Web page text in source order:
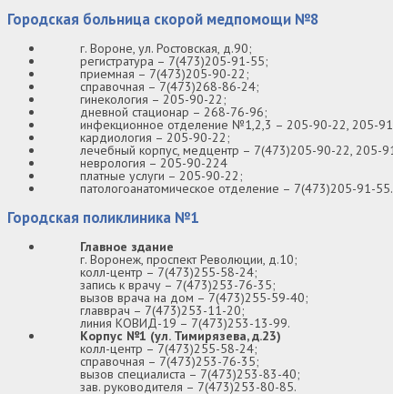
Городская больница скорой медпомощи №8
г. Вороне, ул. Ростовская, д.90;
регистратура – 7(473)205-91-55;
приемная – 7(473)205-90-22;
справочная – 7(473)268-86-24;
гинекология – 205-90-22;
дневной стационар – 268-76-96;
инфекционное отделение №1,2,3 – 205-90-22, 205-
кардиология – 205-90-22;
лечебный корпус, медцентр – 7(473)205-90-22, 205-
неврология – 205-90-224
платные услуги – 205-90-22;
патологоанатомическое отделение – 7(473)205-91-55.
Городская поликлиника №1
Главное здание
г. Воронеж, проспект Революции, д.10;
колл-центр – 7(473)255-58-24;
запись к врачу – 7(473)253-76-35;
вызов врача на дом – 7(473)255-59-40;
главврач – 7(473)253-11-20;
линия КОВИД-19 – 7(473)253-13-99.
Корпус №1 (ул. Тимирязева, д.23)
колл-центр – 7(473)255-58-24;
справочная – 7(473)253-76-35;
вызов специалиста – 7(473)253-83-40;
зав. руководителя – 7(473)253-80-85.